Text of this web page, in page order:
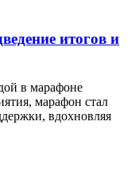
итогов и
в марафоне
марафон стал
вдохновляя